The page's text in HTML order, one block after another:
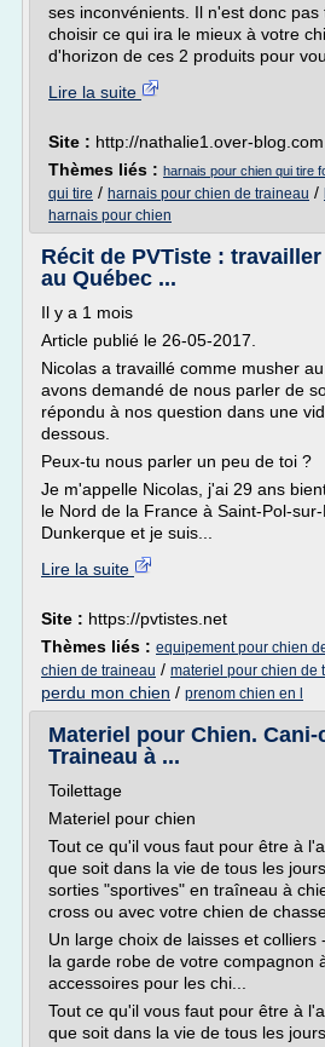
ses inconvénients. Il n'est donc
choisir ce qui ira le mieux à votre
d'horizon de ces 2 produits pour
Lire la suite
Site : http://nathalie1.over-blog.com
Thèmes liés : harnais pour chien qui tire
qui tire / harnais pour chien de traineau /
harnais pour chien
Récit de PVTiste :
au Québec ...
Il y a 1 mois
Article publié le 26-05-2017.
Nicolas a travaillé comme musher
avons demandé de nous parler de
répondu à nos question dans une
dessous.
Peux-tu nous parler un peu de toi ?
Je m'appelle Nicolas, j'ai 29 ans
le Nord de la France à Saint-Pol-
Dunkerque et je suis...
Lire la suite
Site : https://pvtistes.net
Thèmes liés : equipement pour chien
chien de traineau / materiel pour chien de
perdu mon chien / prenom chien en l
Materiel pour Chien. Cani-
Traineau à ...
Toilettage
Materiel pour chien
Tout ce qu'il vous faut pour être à
que soit dans la vie de tous les
sorties "sportives" en traîneau à
cross ou avec votre chien de
Un large choix de laisses et colliers
la garde robe de votre compagnon
accessoires pour les chi...
Tout ce qu'il vous faut pour être à
que soit dans la vie de tous les